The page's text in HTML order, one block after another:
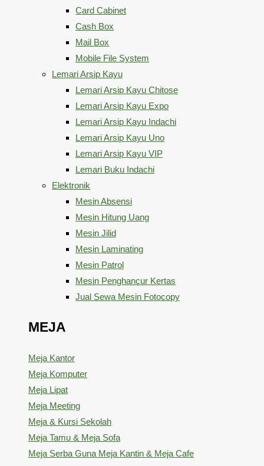
Card Cabinet
Cash Box
Mail Box
Mobile File System
Lemari Arsip Kayu
Lemari Arsip Kayu Chitose
Lemari Arsip Kayu Expo
Lemari Arsip Kayu Indachi
Lemari Arsip Kayu Uno
Lemari Arsip Kayu VIP
Lemari Buku Indachi
Elektronik
Mesin Absensi
Mesin Hitung Uang
Mesin Jilid
Mesin Laminating
Mesin Patrol
Mesin Penghancur Kertas
Jual Sewa Mesin Fotocopy
MEJA
Meja Kantor
Meja Komputer
Meja Lipat
Meja Meeting
Meja & Kursi Sekolah
Meja Tamu & Meja Sofa
Meja Serba Guna Meja Kantin & Meja Cafe